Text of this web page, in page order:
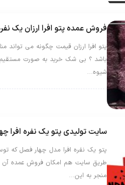
فروش عمده پتو افرا ارزان یک
پتو افرا ارزان قیمت چگونه می تواند
باشد ؟ بی شک خرید به صورت مستقیم
شیوه…
سایت تولیدی پتو یک نفره افرا
پتو یک نفره افرا مدل چهار فصل که
طریق سایت هم امکان فروش عمده آن
منجر به این…